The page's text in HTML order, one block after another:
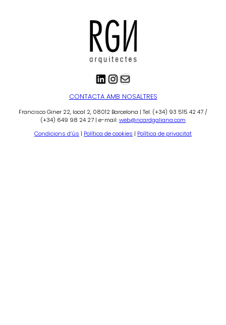
LinkedIn
Instagram
Correu electrònic
CONTACTA AMB NOSALTRES
Francisco Giner 22, local 2, 08012 Barcelona | Tel: (+34) 93 515 42 47 /
(+34) 649 98 24 27 | e-mail:web@ricardgaliana.com
Condicions d’ús | Política de cookies | Política de privacitat